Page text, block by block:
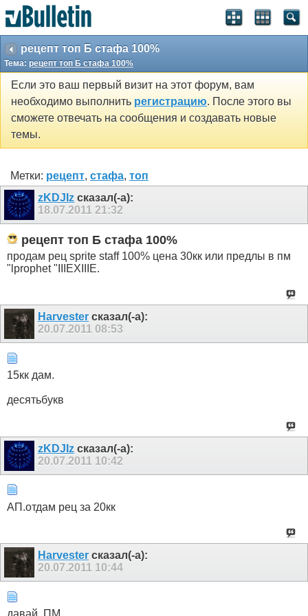
рецепт топ Б стафа 100%
Тема: рецепт топ Б стафа 100%
Если это ваш первый визит на этот форум, вам
необходимо выполнить регистрацию. После этого вы
сможете отвечать на сообщения и создавать новые
темы.
Метки: рецепт, стафа, топ
zKDJIz сказал(-а):
18.07.2011 21:32
рецепт топ Б стафа 100%
продам рец sprite staff 100% цена 30кк или предлы в пм
"lprophet "IIIEXIIIE.
Harvester сказал(-а):
20.07.2011 08:53
15кк дам.
десятьбукв
zKDJIz сказал(-а):
20.07.2011 10:42
АП.отдам рец за 20кк
Harvester сказал(-а):
20.07.2011 10:44
давай. ПМ.